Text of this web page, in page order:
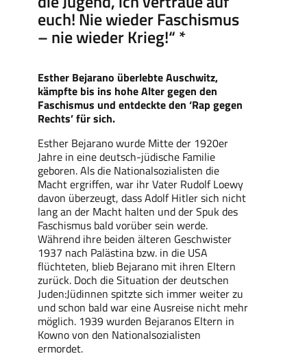
euch! Nie wieder Faschismus
– nie wieder Krieg!“ *
Esther Bejarano überlebte Auschwitz,
kämpfte bis ins hohe Alter gegen den
Faschismus und entdeckte den ‘Rapgegen
Rechts’ für sich.
Esther Bejarano wurde Mitte der 1920er
Jahre in eine deutsch-jüdische Familie
geboren. Als die Nationalsozialisten die
Macht ergriffen, war ihr Vater Rudolf Loewy
davon überzeugt, dass Adolf Hitler sich nicht
lang an der Macht halten und der Spuk des
Faschismus bald vorüber sein werde.
Während ihre beiden älteren Geschwister
1937 nach Palästina bzw. in die USA
flüchteten, blieb Bejarano mit ihren Eltern
zurück. Doch die Situation der deutschen
Juden:Jüdinnen spitzte sich immer weiter zu
und schon bald war eine Ausreise nicht mehr
möglich. 1939 wurden Bejaranos Eltern in
Kowno von den Nationalsozialisten
ermordet.